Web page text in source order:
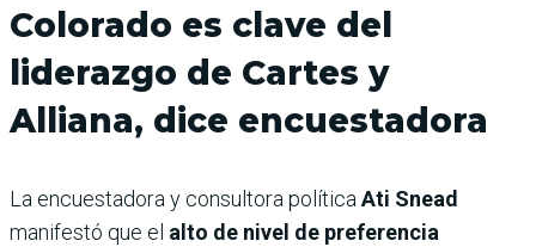
Colorado es clave del
liderazgo de Cartes y
Alliana, dice encuestadora
La encuestadora y consultora políticaAti Snead
manifestó que el alto de nivel de preferencia